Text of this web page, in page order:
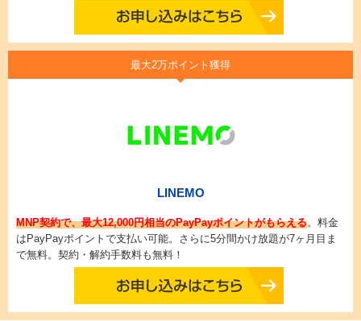
最大2万ポイント獲得
LINEMO
MNP契約で、最大12,000円相当のPayPayポイントがもらえる。料金
はPayPayポイントで支払い可能。さらに5分間かけ放題が7ヶ月目ま
で無料。契約・解約手数料も無料！